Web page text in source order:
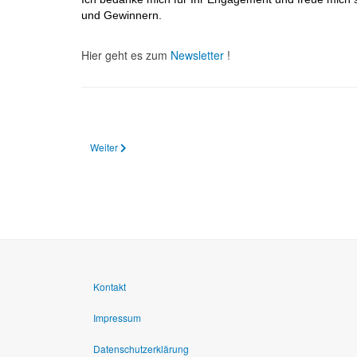
und Gewinnern.
Hier geht es zum Newsletter !
Nächster Beitrag: 15.02.2024 Landespreis Inklusion.Plus
Weiter
Kontakt
Impressum
Datenschutzerklärung